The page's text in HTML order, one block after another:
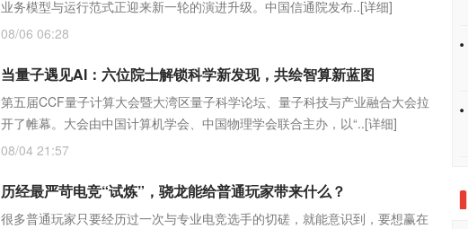
业务模型与运行范式正迎来新一轮的演进升级。中国信通院发布..[详细]
08/06 06:28
当量子遇见AI：六位院士解锁科学新发现，共绘智算新蓝图
第五届CCF量子计算大会暨大湾区量子科学论坛、量子科技与产业融合大会拉
开了帷幕。大会由中国计算机学会、中国物理学会联合主办，以“..[详细]
08/04 21:57
历经最严苛电竞“试炼”，骁龙能给普通玩家带来什么？
很多普通玩家只要经历过一次与专业电竞选手的切磋，就能意识到，要想赢在